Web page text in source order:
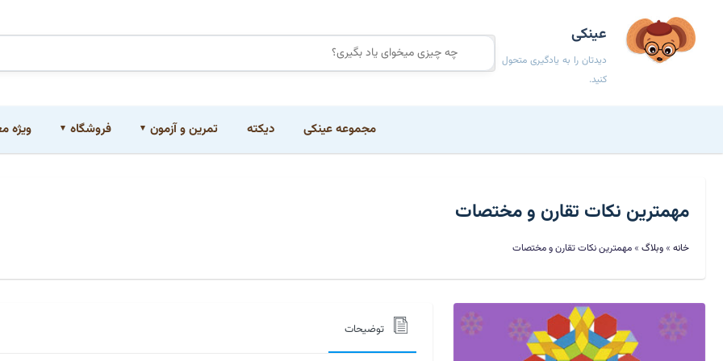
عینکی
دیدتان را به یادگیری متحول
کنید.
مجموعه عینکی دیکته تمرین و آزمون فروشگاه ویژه
مهمترین نکات تقارن و مختصات
خانه » وبلاگ » مهمترین نکات تقارن و مختصات
توضیحات